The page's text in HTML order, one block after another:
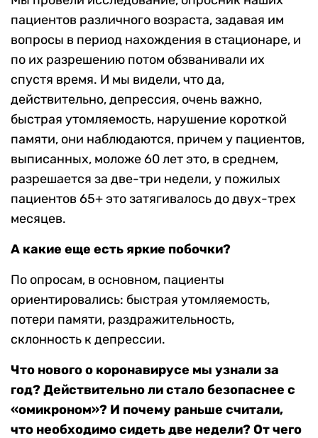
пациентов различного возраста, задавая им
вопросы в период нахождения в стационаре, и
по их разрешению потом обзванивали их
спустя время. И мы видели, что да,
действительно, депрессия, очень важно,
быстрая утомляемость, нарушение короткой
памяти, они наблюдаются, причем у пациентов,
выписанных, моложе 60 лет это, в среднем,
разрешается за две-три недели, у пожилых
пациентов 65+ это затягивалось до двух-трех
месяцев.
А какие еще есть яркие побочки?
По опросам, в основном, пациенты
ориентировались: быстрая утомляемость,
потери памяти, раздражительность,
склонность к депрессии.
Что нового о коронавирусе мы узнали за
год? Действительно ли стало безопаснее с
«омикроном»? И почему раньше считали,
что необходимо сидеть две недели? От чего